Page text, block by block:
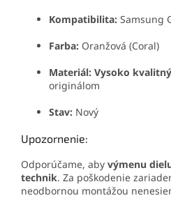
Kompatibilita: Samsung
Farba: Oranžová (Coral)
Materiál: Vysoko
originálom
Stav: Nový
Upozornenie:
Odporúčame, aby výmenu
technik. Za poškodenie
neodbornou montážou